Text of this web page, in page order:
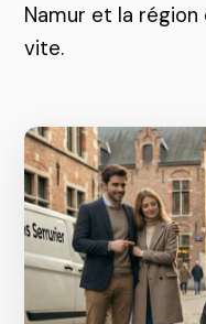
Namur et la
vite.